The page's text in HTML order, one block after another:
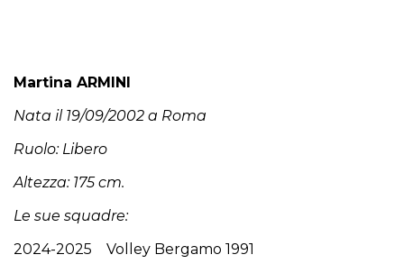
Martina ARMINI
Nata il 19/09/2002 a Roma
Ruolo: Libero
Altezza: 175 cm.
Le sue squadre:
2024-2025 Volley Bergamo 1991